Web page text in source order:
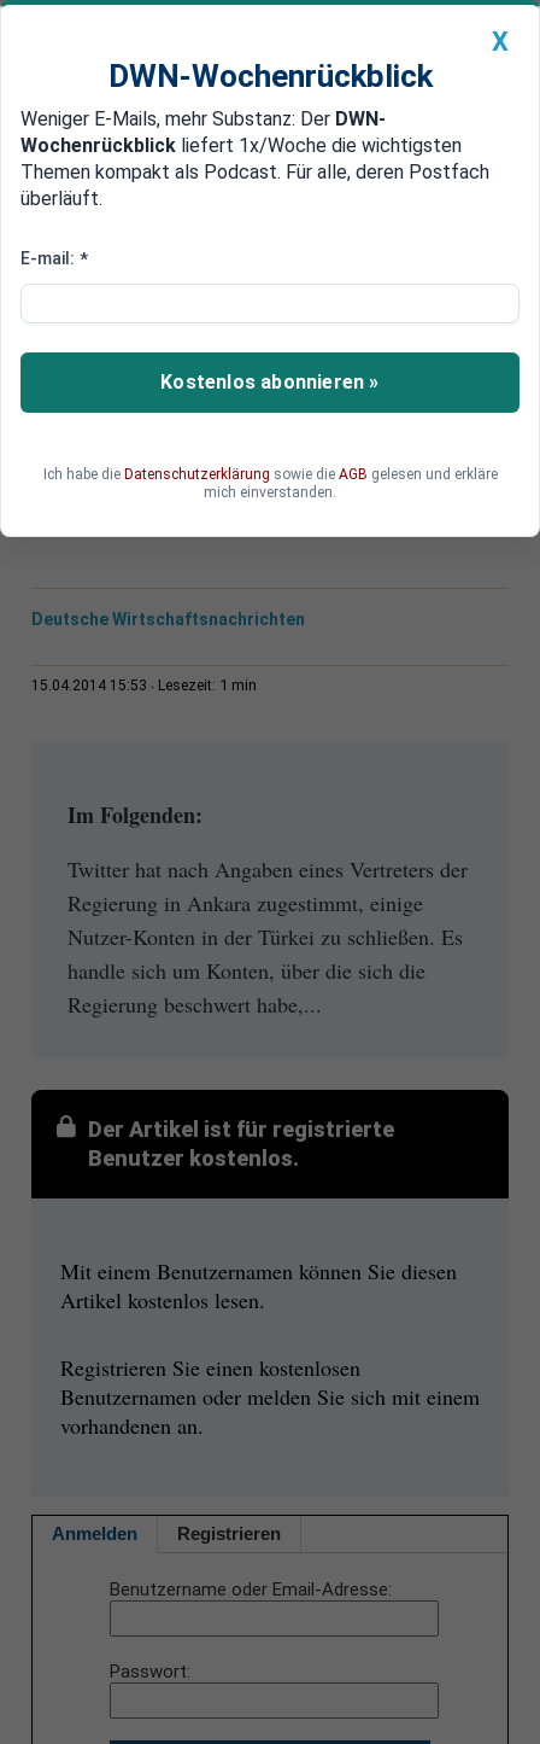
Newsticker MEIN DWN: Geldanlage Premium
Edelmetalle DWN-Magazin China
Nach Beschwerden der Regierung
Twitter knickt ein und schließt
Konten von Erdogan-Gegnern
Twitter beugt sich Erdogan und sperrt die Konten
Premiers belegen. Erdogan hatte Twitter
Deutsche Wirtschaftsnachrichten
15.04.2014 15:53 Lesezeit: 1 min
Im Folgenden:
Twitter hat nach Angaben eines Vertreters der
Regierung in Ankara zugestimmt, einige
Nutzer-Konten in der Türkei zu schließen. Es
handle sich um Konten, über die sich die
Regierung beschwert habe,...
Der Artikel ist für registrierte
Benutzer kostenlos.
Mit einem Benutzernamen können Sie diesen
Artikel kostenlos lesen.
Registrieren Sie einen kostenlosen
Benutzernamen oder melden Sie sich mit einem
vorhandenen an.
Anmelden Registrieren
Benutzername oder Email-Adresse
Passwort
X
DWN-Wochenrückblick
Weniger E-Mails, mehr Substanz: Der DWN-
Wochenrückblick liefert 1x/Woche die wichtigsten
Themen kompakt als Podcast. Für alle, deren Postfach
überläuft.
E-mail: *
Kostenlos abonnieren »
Ich habe die Datenschutzerklärung sowie die AGB gelesen und erkläre
mich einverstanden.